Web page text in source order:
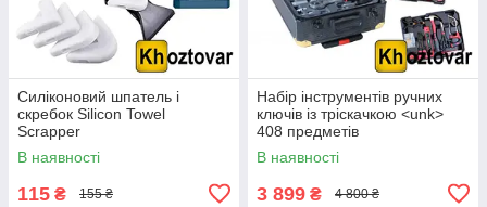
Силіконовий шпатель і
скребок Silicon Towel
Scrapper
В наявності
115 ₴ 155 ₴
Набір інструментів ручних
ключів із тріскачкою <unk>
408 предметів
В наявності
3 899 ₴ 4 800 ₴